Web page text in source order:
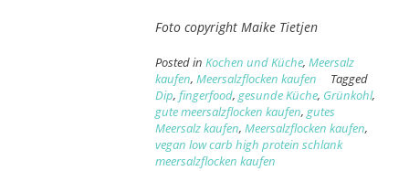
Foto copyright Maike Tietjen
Posted in Kochen und Küche, Meersalz
kaufen, Meersalzflocken kaufen
Tagged
Dip, fingerfood, gesunde Küche, Grünkohl,
gute meersalzflocken kaufen, gutes
Meersalz kaufen, Meersalzflocken kaufen,
vegan low carb high protein schlank
meersalzflocken kaufen